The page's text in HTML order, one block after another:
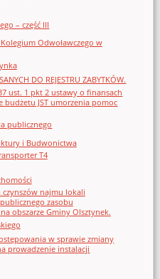
– część III
Odwoławczego w
DO REJESTRU ZABYTKÓW.
ust. 1 pkt 2 ustawy o finansach
JST umorzenia pomoc
publicznego
i Budwonictwa
T4
czynszów najmu lokali
zasobu
obszarze Gminy Olsztynek.
w sprawie zmiany
prowadzenie instalacji